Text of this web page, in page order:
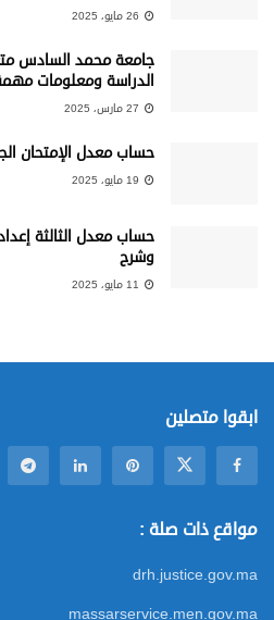
جامعة محمد السادس
الدراسة ومعلومات
حساب معدل الإمتحان
حساب معدل الثالثة
وشرح
ابقوا متصلين
مواقع ذات صلة :
drh.justice.gov.ma
massarservice.men.gov.ma